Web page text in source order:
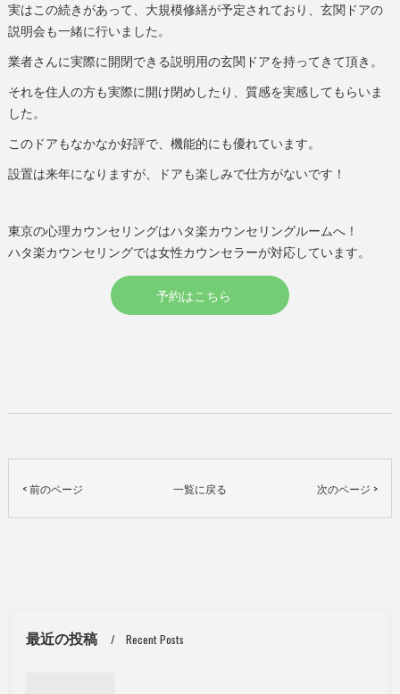
実はこの続きがあって、大規模修繕が予定されており、玄関ドアの
説明会も一緒に行いました。
業者さんに実際に開閉できる説明用の玄関ドアを持ってきて頂き。
それを住人の方も実際に開け閉めしたり、質感を実感してもらいま
した。
このドアもなかなか好評で、機能的にも優れています。
設置は来年になりますが、ドアも楽しみで仕方がないです！
東京の心理カウンセリングはハタ楽カウンセリングルームへ！
ハタ楽カウンセリングでは女性カウンセラーが対応しています。
予約はこちら
< 前のページ 一覧に戻る 次のページ >
最近の投稿 Recent Posts